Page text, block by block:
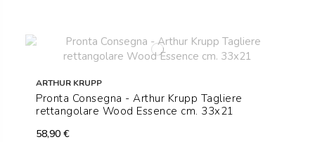
ARTHUR KRUPP
Pronta Consegna - Arthur Krupp Tagliere
rettangolare Wood Essence cm. 33x21
58,90 €